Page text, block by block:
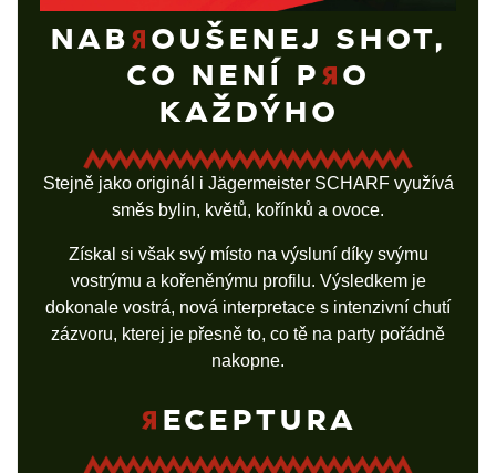
NAB
OUŠENEJ SHOT,
CO NENÍ P
O
KAŽDÝHO
Stejně jako originál i Jägermeister SCHARF využívá
směs bylin, květů, kořínků a ovoce.
Získal si však svý místo na výsluní díky svýmu
vostrýmu a kořeněnýmu profilu. Výsledkem je
dokonale vostrá, nová interpretace s intenzivní chutí
zázvoru, kterej je přesně to, co tě na party pořádně
nakopne.
ECEPTURA